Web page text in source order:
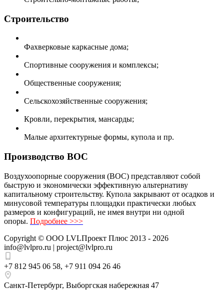
Строительство
Фахверковые каркасные дома;
Спортивные сооружения и комплексы;
Общественные сооружения;
Сельскохозяйственные сооружения;
Кровли, перекрытия, мансарды;
Малые архитектурные формы, купола и пр.
Производство ВОС
Воздухоопорные сооружения (ВОС) представляют собой
быструю и экономически эффективную альтернативу
капитальному строительству. Купола закрывают от осадков и
минусовой температуры площадки практически любых
размеров и конфигураций, не имея внутри ни одной
опоры. Подробнее >>>
Copyright © ООО LVLПроект Плюс 2013 - 2026
info@lvlpro.ru | project@lvlpro.ru
+7 812 945 06 58, +7 911 094 26 46
Санкт-Петербург, Выборгская набережная 47